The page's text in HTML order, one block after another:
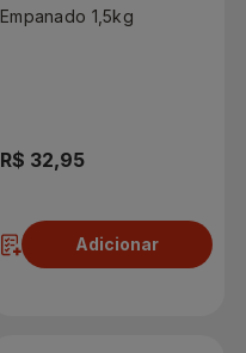
Empanado 1,5kg
R$ 32,95
Adicionar